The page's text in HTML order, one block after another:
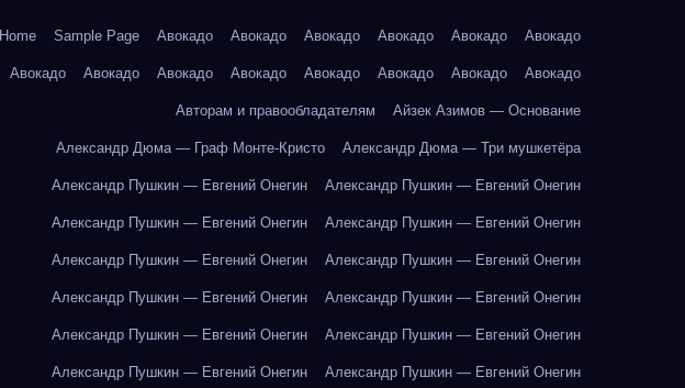
Home Sample Page Авокадо Авокадо Авокадо Авокадо Авокадо Авокадо
Авокадо Авокадо Авокадо Авокадо Авокадо Авокадо Авокадо Авокадо
Авторам и правообладателям Айзек Азимов — Основание
Александр Дюма — Граф Монте-Кристо Александр Дюма — Три мушкетёра
Александр Пушкин — Евгений Онегин Александр Пушкин — Евгений Онегин
Александр Пушкин — Евгений Онегин Александр Пушкин — Евгений Онегин
Александр Пушкин — Евгений Онегин Александр Пушкин — Евгений Онегин
Александр Пушкин — Евгений Онегин Александр Пушкин — Евгений Онегин
Александр Пушкин — Евгений Онегин Александр Пушкин — Евгений Онегин
Александр Пушкин — Евгений Онегин Александр Пушкин — Евгений Онегин